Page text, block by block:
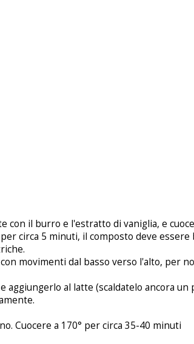
il burro e l'estratto di vaniglia, e
circa 5 minuti, il composto deve
movimenti dal basso verso l'alto, per
al latte (scaldatelo ancora
Cuocere a 170° per circa 35-40 minuti